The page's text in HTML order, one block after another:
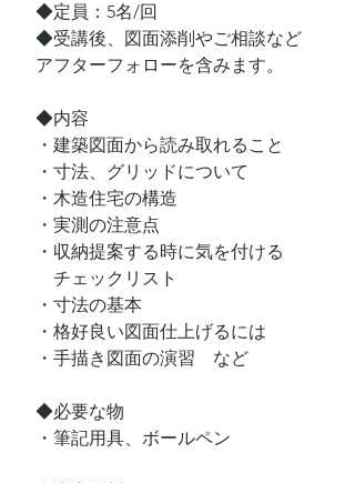
◆定員：5名/回
◆受講後、図面添削やご相談など
アフターフォローを含みます。
◆内容
・建築図面から読み取れること
・寸法、グリッドについて
・木造住宅の構造
・実測の注意点
・収納提案する時に気を付ける
チェックリスト
・寸法の基本
・格好良い図面仕上げるには
・手描き図面の演習　など
◆必要な物
・筆記用具、ボールペン